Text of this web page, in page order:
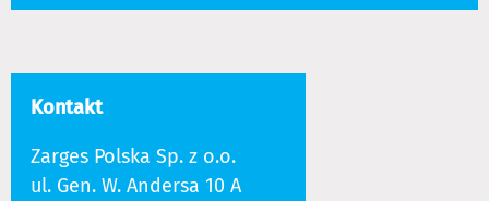
Kontakt
Zarges Polska Sp. z o.o.
ul. Gen. W. Andersa 10 A